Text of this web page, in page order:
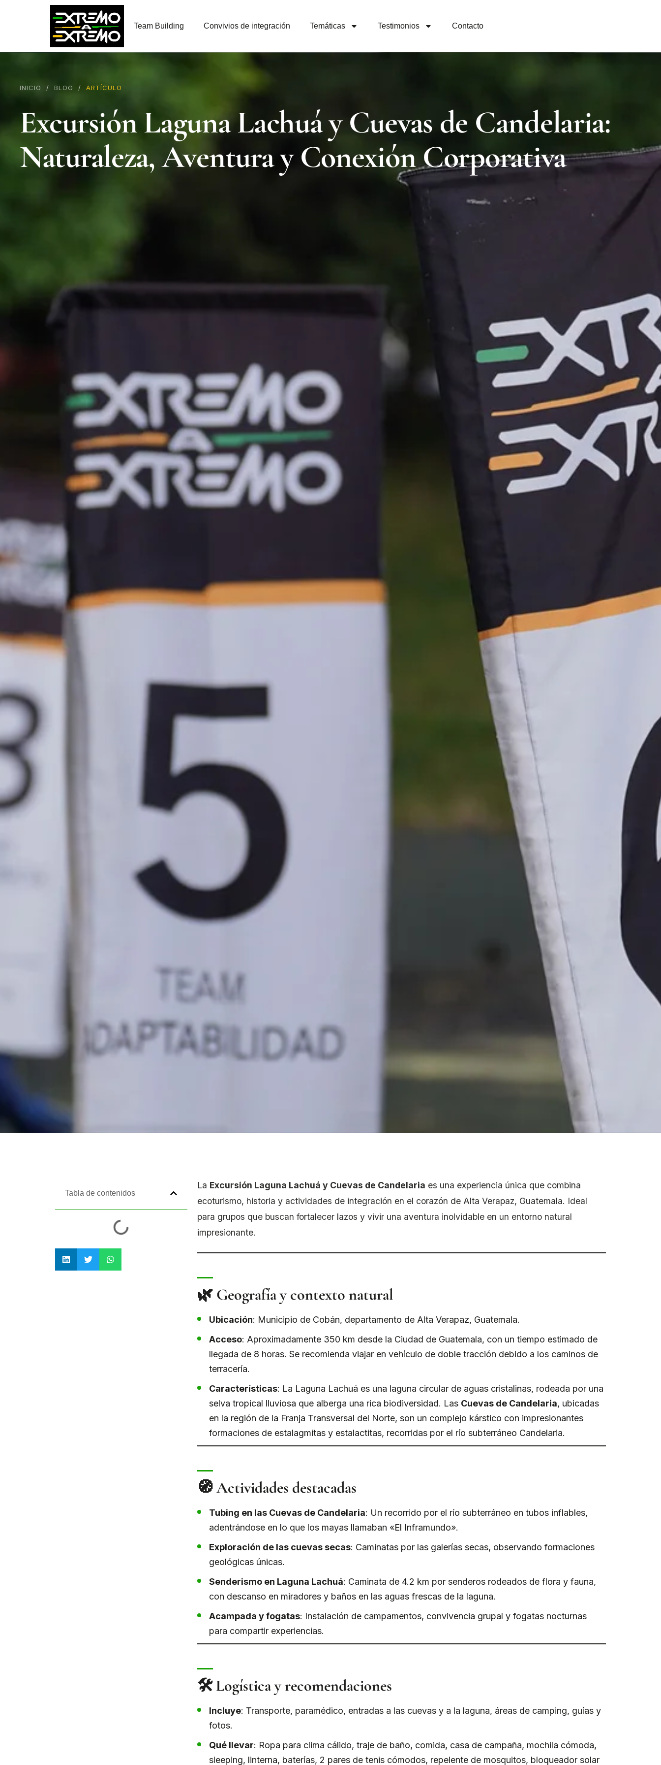
Team Building Convivios de integración Temáticas Testimonios Contacto
INICIO / BLOG / ARTÍCULO
Excursión Laguna Lachuá y Cuevas de Candelaria:
Naturaleza, Aventura y Conexión Corporativa
Tabla de contenidos
La Excursión Laguna Lachuá y Cuevas de Candelaria es una experiencia única que combina
ecoturismo, historia y actividades de integración en el corazón de Alta Verapaz, Guatemala. Ideal
para grupos que buscan fortalecer lazos y vivir una aventura inolvidable en un entorno natural
impresionante.
🌿 Geografía y contexto natural
Ubicación: Municipio de Cobán, departamento de Alta Verapaz, Guatemala.
Acceso: Aproximadamente 350 km desde la Ciudad de Guatemala, con un tiempo estimado de
llegada de 8 horas. Se recomienda viajar en vehículo de doble tracción debido a los caminos de
terracería.
Características: La Laguna Lachuá es una laguna circular de aguas cristalinas, rodeada por una
selva tropical lluviosa que alberga una rica biodiversidad. Las Cuevas de Candelaria, ubicadas
en la región de la Franja Transversal del Norte, son un complejo kárstico con impresionantes
formaciones de estalagmitas y estalactitas, recorridas por el río subterráneo Candelaria.
🧭 Actividades destacadas
Tubing en las Cuevas de Candelaria: Un recorrido por el río subterráneo en tubos inflables,
adentrándose en lo que los mayas llamaban «El Inframundo».
Exploración de las cuevas secas: Caminatas por las galerías secas, observando formaciones
geológicas únicas.
Senderismo en Laguna Lachuá: Caminata de 4.2 km por senderos rodeados de flora y fauna,
con descanso en miradores y baños en las aguas frescas de la laguna.
Acampada y fogatas: Instalación de campamentos, convivencia grupal y fogatas nocturnas
para compartir experiencias.
🛠️ Logística y recomendaciones
Incluye: Transporte, paramédico, entradas a las cuevas y a la laguna, áreas de camping, guías y
fotos.
Qué llevar: Ropa para clima cálido, traje de baño, comida, casa de campaña, mochila cómoda,
sleeping, linterna, baterías, 2 pares de tenis cómodos, repelente de mosquitos, bloqueador solar